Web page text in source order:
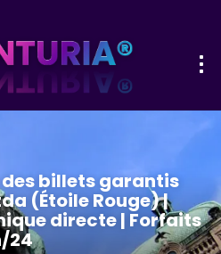
des billets garantis
(Étoile Rouge) |
directe | Forfaits
24